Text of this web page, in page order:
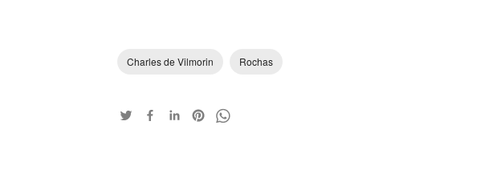
Charles de Vilmorin Rochas